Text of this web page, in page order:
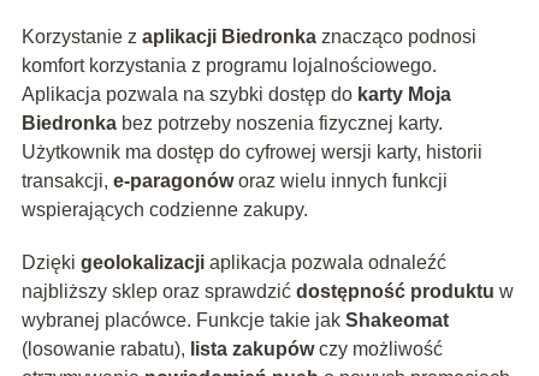
Korzystanie z aplikacji Biedronkaznacząco podnosi
komfort korzystania z programu lojalnościowego.
Aplikacja pozwala na szybki dostęp do karty Moja
Biedronkabez potrzeby noszenia fizycznej karty.
Użytkownik ma dostęp do cyfrowej wersji karty, historii
transakcji, e-paragonóworaz wielu innych funkcji
wspierających codzienne zakupy.
Dzięki geolokalizacjiaplikacja pozwala odnaleźć
najbliższy sklep oraz sprawdzić dostępność produktu w
wybranej placówce. Funkcje takie jak Shakeomat
(losowanie rabatu), lista zakupówczy możliwość